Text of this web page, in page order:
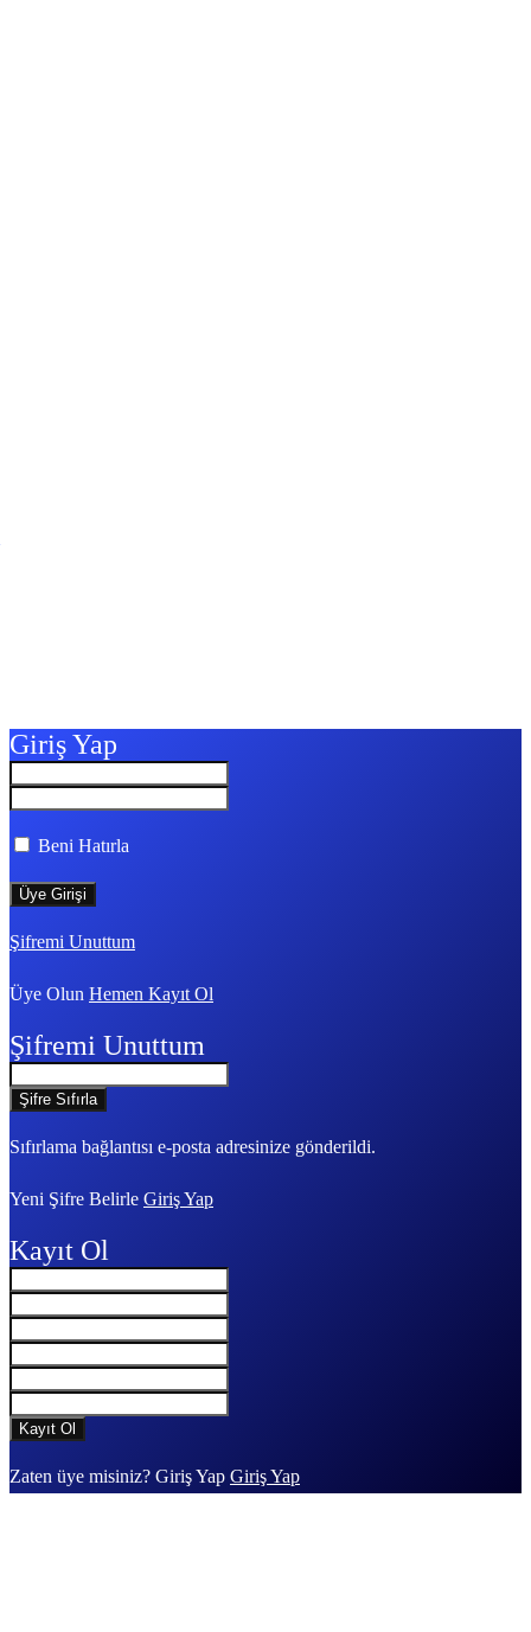
Giriş Yap
Beni Hatırla
Şifremi Unuttum
Üye Olun Hemen Kayıt Ol
Şifremi Unuttum
Sıfırlama bağlantısı e-posta adresinize gönderildi.
Yeni Şifre Belirle Giriş Yap
Kayıt Ol
Zaten üye misiniz? Giriş Yap Giriş Yap